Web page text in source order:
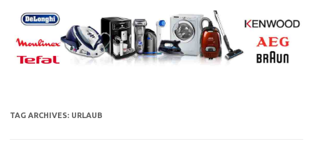
content
TAG ARCHIVES: URLAUB